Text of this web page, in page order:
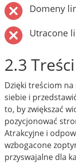
Domeny
Utracone
2.3 Treści
Dzięki treściom
siebie i
to, by zwiększać
pozycjonować
Atrakcyjne i
wzbogacone
przyswajalne dla